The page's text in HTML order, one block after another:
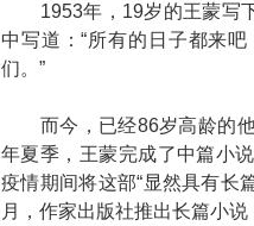
1953年，19岁的王蒙写下
中写道：“所有的日子都来
们。”
而今，已经86岁高龄的他
年夏季，王蒙完成了中篇小
疫情期间将这部“显然具有长
月，作家出版社推出长篇小说